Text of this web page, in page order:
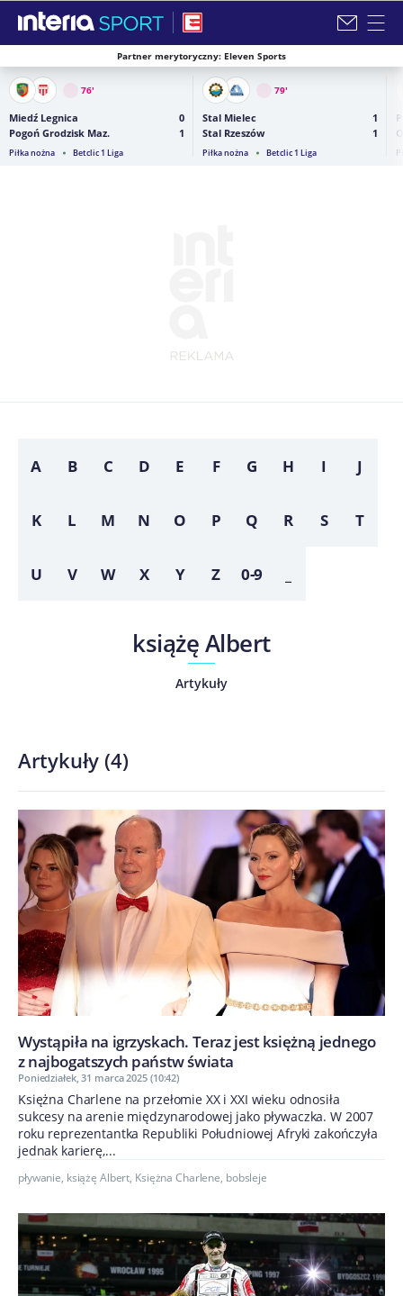
Zamknij i przejdź na stronę główną INTERIA
Partner merytoryczny: Eleven Sports
76'
Miedź Legnica
0
Pogoń Grodzisk Maz.
1
Piłka nożna Betclic 1 Liga
79'
Stal Mielec
1
Stal Rzeszów
1
Piłka nożna Betclic 1 Liga
A B C D E F G H I J
K L M N O P Q R S T
U V W X Y Z 0-9
książę Albert
Artykuły
Artykuły (4)
Wystąpiła na igrzyskach. Teraz jest księżną jednego
z najbogatszych państw świata
Poniedziałek, 31 marca 2025 (10:42)
Księżna Charlene na przełomie XX i XXI wieku odnosiła
sukcesy na arenie międzynarodowej jako pływaczka. W 2007
roku reprezentantka Republiki Południowej Afryki zakończyła
jednak karierę,...
pływanie, książę Albert, Księżna Charlene, bobsleje